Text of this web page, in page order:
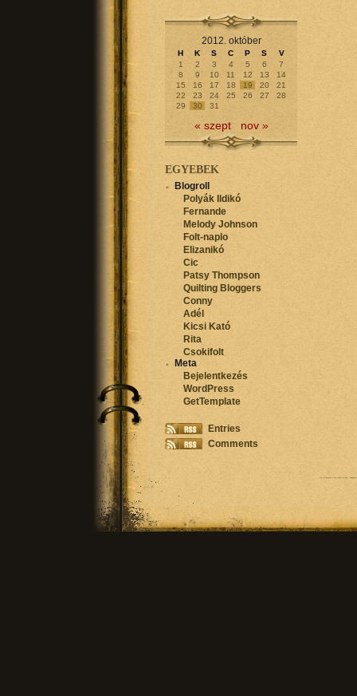
2012. október
H K S C P S
V
1
2 3 4 5 6
7
8
9 10 11 12 13
14
15
16 17 18 19 20
21
22
23 24 25 26 27
28
29
30 31
« szept nov »
EGYEBEK
Blogroll
Polyák Ildikó
Fernande
Melody Johnson
Folt-naplo
Elizanikó
Cic
Patsy Thompson
Quilting Bloggers
Conny
Adél
Kicsi Kató
Rita
Csokifolt
Meta
Bejelentkezés
WordPress
GetTemplate
Entries
Comments